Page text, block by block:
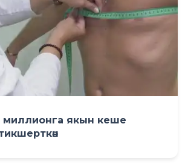
миллионга якын кеше